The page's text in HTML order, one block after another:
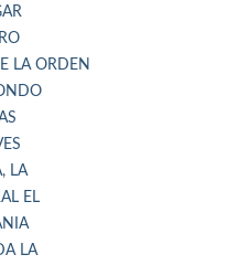
LA ORDEN
LA
EL
LA